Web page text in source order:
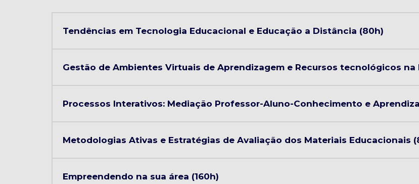
Tendências em Tecnologia Educacional e Educação a Distância (80h)
Gestão de Ambientes Virtuais de Aprendizagem e Recursos tecnológicos na
Processos Interativos: Mediação Professor-Aluno-Conhecimento e
Metodologias Ativas e Estratégias de Avaliação dos Materiais Educacionais
Empreendendo na sua área (160h)